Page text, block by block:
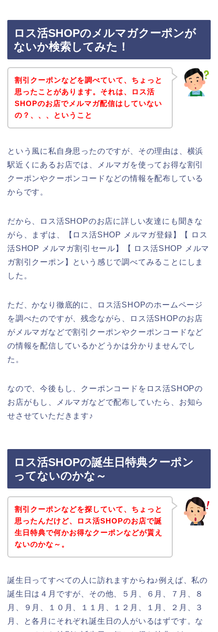
ロス活SHOPのメルマガクーポンが
ないか検索してみた！
割引クーポンなどを調べていて、ちょっと
思ったことがあります。それは、ロス活
SHOPのお店でメルマガ配信はしていない
の？、、、ということ
という風に私自身思ったのですが、その理由は、横浜
駅近くにあるお店では、メルマガを使ってお得な割引
クーポンやクーポンコードなどの情報を配布している
からです。
だから、ロス活SHOPのお店に詳しい友達にも聞きな
がら、まずは、【ロス活SHOP メルマガ登録】【 ロス
活SHOP メルマガ割引セール】【 ロス活SHOP メルマ
ガ割引クーポン】という感じで調べてみることにしま
した。
ただ、かなり徹底的に、ロス活SHOPのホームページ
を調べたのですが、残念ながら、ロス活SHOPのお店
がメルマガなどで割引クーポンやクーポンコードなど
の情報を配信しているかどうかは分かりませんでし
た。
なので、今後もし、クーポンコードをロス活SHOPの
お店がもし、メルマガなどで配布していたら、お知ら
せさせていただきます♪
ロス活SHOPの誕生日特典クーポン
ってないのかな～
割引クーポンなどを探していて、ちょっと
思ったんだけど、ロス活SHOPのお店で誕
生日特典で何かお得なクーポンなどが貰え
ないのかな～。
誕生日ってすべての人に訪れますからね♪例えば、私の
誕生日は４月ですが、その他、５月、６月、７月、８
月、９月、１０月、１１月、１２月、１月、２月、３
月、と各月にそれぞれ誕生日の人がいるはずです。な